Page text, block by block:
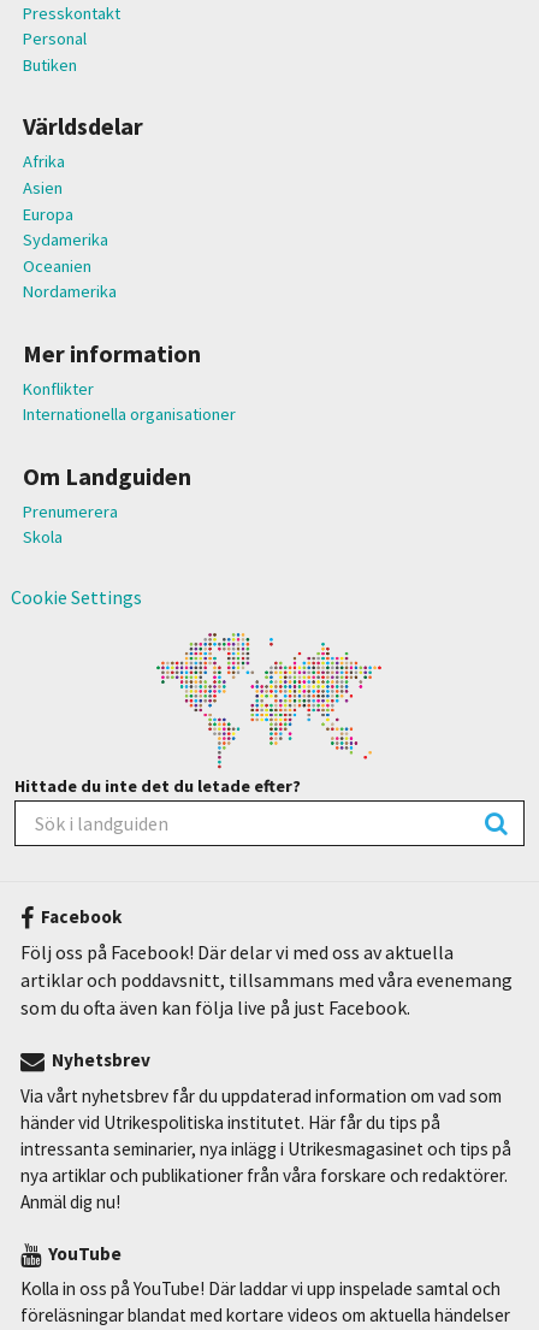
Presskontakt
Personal
Butiken
Världsdelar
Afrika
Asien
Europa
Sydamerika
Oceanien
Nordamerika
Mer information
Konflikter
Internationella organisationer
Om Landguiden
Prenumerera
Skola
Cookie Settings
Hittade du inte det du letade efter?
Facebook
Följ oss på Facebook! Där delar vi med oss av aktuella
artiklar och poddavsnitt, tillsammans med våra evenemang
som du ofta även kan följa live på just Facebook.
Nyhetsbrev
Via vårt nyhetsbrev får du uppdaterad information om vad som
händer vid Utrikespolitiska institutet. Här får du tips på
intressanta seminarier, nya inlägg i Utrikesmagasinet och tips på
nya artiklar och publikationer från våra forskare och redaktörer.
Anmäl dig nu!
YouTube
Kolla in oss på YouTube! Där laddar vi upp inspelade samtal och
föreläsningar blandat med kortare videos om aktuella händelser